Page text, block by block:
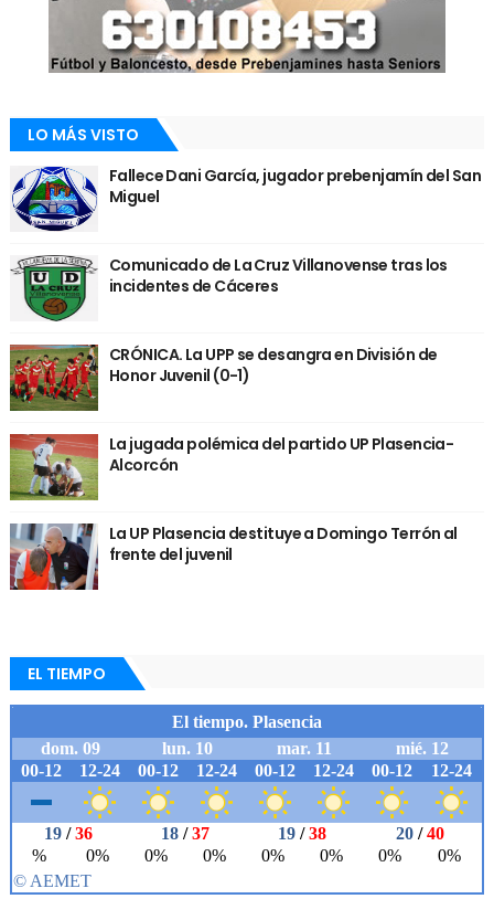
LO MÁS VISTO
Fallece Dani García, jugador prebenjamín del San
Miguel
Comunicado de La Cruz Villanovense tras los
incidentes de Cáceres
CRÓNICA. La UPP se desangra en División de
Honor Juvenil (0-1)
La jugada polémica del partido UP Plasencia-
Alcorcón
La UP Plasencia destituye a Domingo Terrón al
frente del juvenil
EL TIEMPO